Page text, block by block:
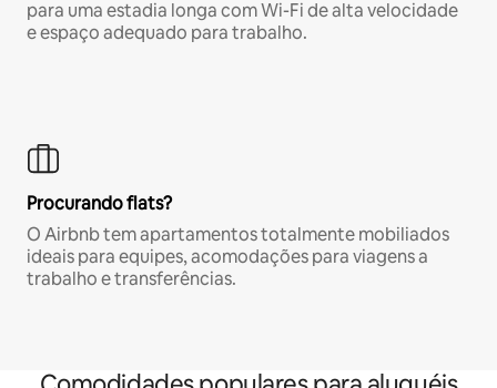
para uma estadia longa com Wi-Fi de alta velocidade
e espaço adequado para trabalho.
Procurando flats?
O Airbnb tem apartamentos totalmente mobiliados
ideais para equipes, acomodações para viagens a
trabalho e transferências.